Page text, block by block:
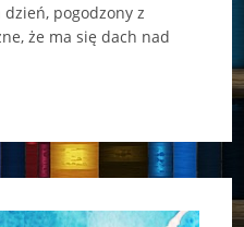
pogodzony z
że ma się dach nad